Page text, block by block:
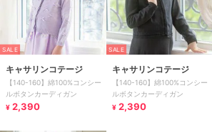
SALE
キャサリンコテージ
【140-160】綿100%コンシー
ルボタンカーディガン
¥ 2,390
SALE
キャサリンコテージ
【140-160】綿100%コンシー
ルボタンカーディガン
¥ 2,390